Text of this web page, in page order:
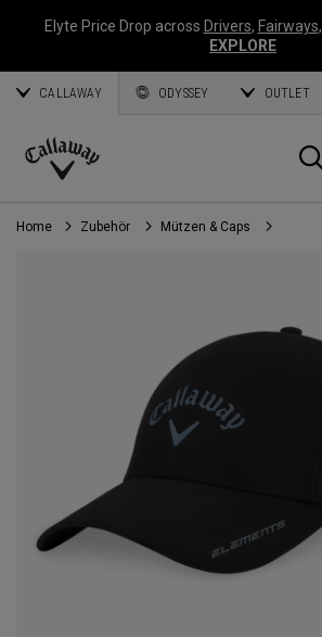
Elyte Price Drop across Drivers, Fairways,
EXPLORE
CALLAWAY ODYSSEY OUTLET
Callaway
Golf
Home Zubehör Mützen & Caps